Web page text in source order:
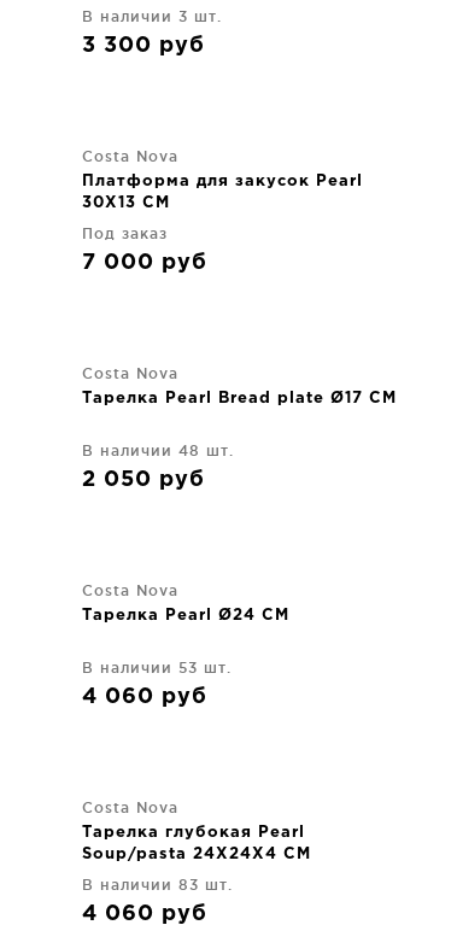
В наличии 3 шт.
3 300 руб
Costa Nova
Платформа для закусок Pearl
30X13 CM
Под заказ
7 000 руб
Costa Nova
Тарелка Pearl Bread plate Ø17 CM
В наличии 48 шт.
2 050 руб
Costa Nova
Тарелка Pearl Ø24 CM
В наличии 53 шт.
4 060 руб
Costa Nova
Тарелка глубокая Pearl
Soup/pasta 24X24X4 CM
В наличии 83 шт.
4 060 руб